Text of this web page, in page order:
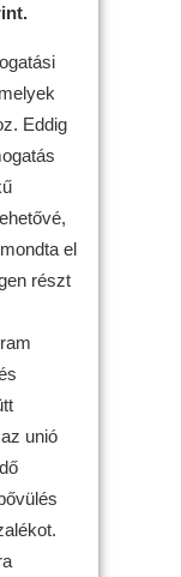
Eddig
el
részt
unió